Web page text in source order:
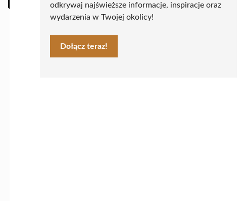
odkrywaj najświeższe informacje, inspiracje oraz
wydarzenia w Twojej okolicy!
Dołącz teraz!